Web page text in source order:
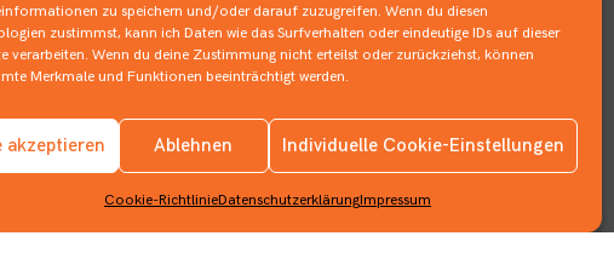
zu speichern und/oder darauf zuzugreifen. Wenn du diesen
zustimmst, kann ich Daten wie das Surfverhalten oder eindeutige IDs auf dieser
verarbeiten. Wenn du deine Zustimmung nicht erteilst oder zurückziehst, können
Merkmale und Funktionen beeinträchtigt werden.
akzeptieren Ablehnen Individuelle Cookie-Einstellungen
Cookie-RichtlinieDatenschutzerklärungImpressum
Datenschutzerklärung